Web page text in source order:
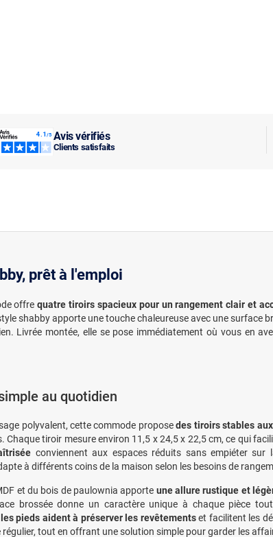
Avis vérifiés
Clients satisfaits
prêt à l'emploi
offrequatre tiroirs spacieux pour un rangement clair et
shabby apporte une touche chaleureuse avec une
Livrée montée, elle se pose immédiatement où vous en
au quotidien
polyvalent, cette commode proposedes tiroirs stables
Chaque tiroir mesure environ 11,5 x 24,5 x 22,5 cm, ce qui
conviennent aux espaces réduits sans empiéter
à différents coins de la maison selon les besoins de
et du bois de paulownia apporte une allure rustique et
brossée donne un caractère unique à chaque pièce
pieds aident à préserver les revêtementset facilitent les
tout en offrant une solution simple pour garder les